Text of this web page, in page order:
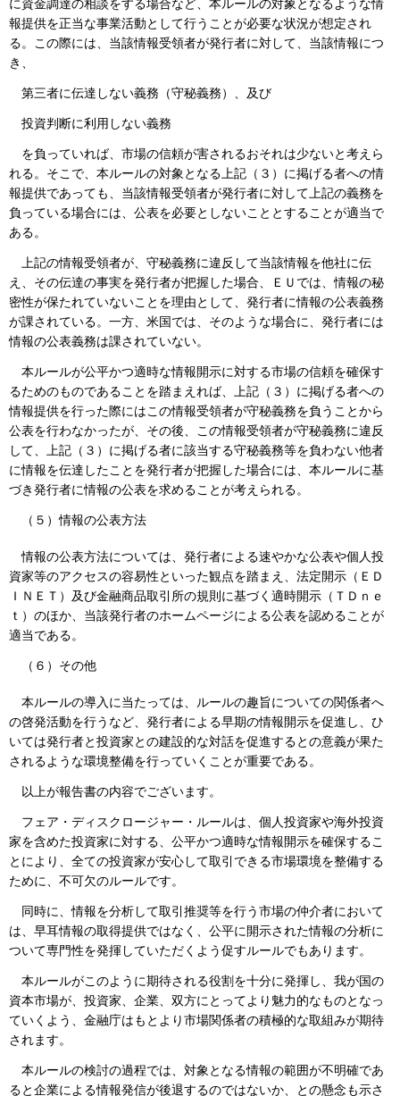
に資金調達の相談をする場合など、本ルールの対象となるような情
報提供を正当な事業活動として行うことが必要な状況が想定され
る。この際には、当該情報受領者が発行者に対して、当該情報につ
き、
第三者に伝達しない義務（守秘義務）、及び
投資判断に利用しない義務
を負っていれば、市場の信頼が害されるおそれは少ないと考えら
れる。そこで、本ルールの対象となる上記（３）に掲げる者への情
報提供であっても、当該情報受領者が発行者に対して上記の義務を
負っている場合には、公表を必要としないこととすることが適当で
ある。
上記の情報受領者が、守秘義務に違反して当該情報を他社に伝
え、その伝達の事実を発行者が把握した場合、ＥＵでは、情報の秘
密性が保たれていないことを理由として、発行者に情報の公表義務
が課されている。一方、米国では、そのような場合に、発行者には
情報の公表義務は課されていない。
本ルールが公平かつ適時な情報開示に対する市場の信頼を確保す
るためのものであることを踏まえれば、上記（３）に掲げる者への
情報提供を行った際にはこの情報受領者が守秘義務を負うことから
公表を行わなかったが、その後、この情報受領者が守秘義務に違反
して、上記（３）に掲げる者に該当する守秘義務等を負わない他者
に情報を伝達したことを発行者が把握した場合には、本ルールに基
づき発行者に情報の公表を求めることが考えられる。
（５）情報の公表方法
情報の公表方法については、発行者による速やかな公表や個人投
資家等のアクセスの容易性といった観点を踏まえ、法定開示（ＥＤ
ＩＮＥＴ）及び金融商品取引所の規則に基づく適時開示（ＴＤｎｅ
ｔ）のほか、当該発行者のホームページによる公表を認めることが
適当である。
（６） その他
本ルールの導入に当たっては、ルールの趣旨についての関係者へ
の啓発活動を行うなど、発行者による早期の情報開示を促進し、ひ
いては発行者と投資家との建設的な対話を促進するとの意義が果た
されるような環境整備を行っていくことが重要である。
以上が報告書の内容でございます。
フェア・ディスクロージャー・ルールは、個人投資家や海外投資
家を含めた投資家に対する、公平かつ適時な情報開示を確保するこ
とにより、全ての投資家が安心して取引できる市場環境を整備する
ために、不可欠のルールです。
同時に、情報を分析して取引推奨等を行う市場の仲介者において
は、早耳情報の取得提供ではなく、公平に開示された情報の分析に
ついて専門性を発揮していただくよう促すルールでもあります。
本ルールがこのように期待される役割を十分に発揮し、我が国の
資本市場が、投資家、企業、双方にとってより魅力的なものとなっ
ていくよう、金融庁はもとより市場関係者の積極的な取組みが期待
されます。
本ルールの検討の過程では、対象となる情報の範囲が不明確であ
ると企業による情報発信が後退するのではないか、との懸念も示さ